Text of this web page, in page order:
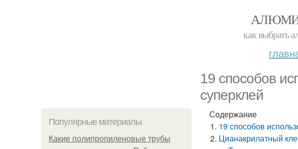
как выбрать
19 способов
суперклей
Популярные материалы
Какие полипропиленовые трубы
Содержание
19 способов
Цианакрилатный